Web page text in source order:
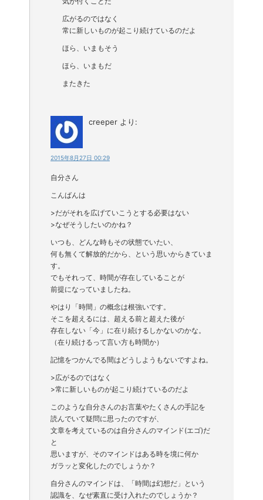
広がるのではなく
常に新しいものが起こり続けているのだよ
ほら、いまもそう
ほら、いまもだ
またきた
creeper より:
2015年8月27日 00:29
自分さん
こんばんは
>だがそれを広げていこうとする必要はない
>なぜそうしたいのかね？
いつも、どんな時もその状態でいたい、
何も無くて解放的だから、という思いからきていま
す。
でもそれって、時間が存在していることが
前提になっていましたね。
やはり「時間」の概念は根強いです。
そこを超えるには、超える前と超えた後が
存在しない「今」に在り続けるしかないのかな。
（在り続けるって言い方も時間か）
記憶をつかんでる間はどうしようもないですよね。
>広がるのではなく
>常に新しいものが起こり続けているのだよ
このような自分さんのお言葉やたくさんの手記を
読んでいて疑問に思ったのですが、
文章を考えているのは自分さんのマインド(エゴ)だ
と
思いますが、そのマインドはある時を境に何か
ガラッと変化したのでしょうか？
自分さんのマインドは、「時間は幻想だ」という
認識を、なぜ素直に受け入れたのでしょうか？